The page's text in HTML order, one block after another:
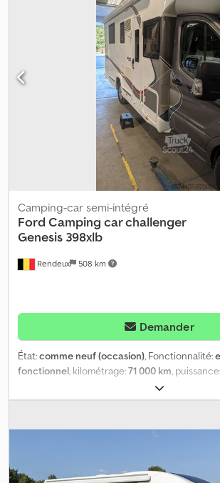
Rendeux 508 km
Camping-car semi-intégré
Ford Camping car challenger
Genesis 398xlb
Demander
État:comme neuf (occasion), Fonctionnalité:
fonctionnel, kilométrage:71 000 km, puissance:
, nombre de sièges:
diesel, type d'engrenage:mécanique,
, nombre de
1, Année de construction:2017, Équipement:
voir super bien équipé gps Crsdpezr Hzpefx Ai